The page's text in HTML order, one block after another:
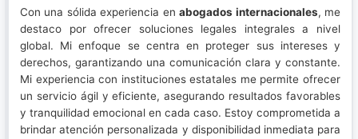
Con una sólida experiencia enabogados internacionales, me
destaco por ofrecer soluciones legales integrales a nivel
global. Mi enfoque se centra en proteger sus intereses y
derechos, garantizando una comunicación clara y constante.
Mi experiencia con instituciones estatales me permite ofrecer
un servicio ágil y eficiente, asegurando resultados favorables
y tranquilidad emocional en cada caso. Estoy comprometida a
brindar atención personalizada y disponibilidad inmediata para